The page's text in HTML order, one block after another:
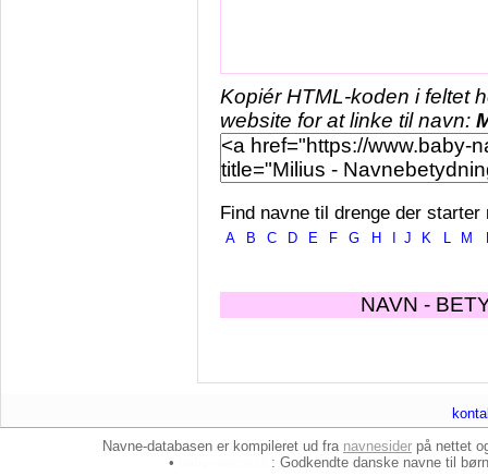
Kopiér HTML-koden i feltet
website for at linke til navn:
Find navne til drenge der starter
A B C D E F G H J K L M
NAVN -
Navne-databasen er kompileret ud fra navnesider på nettet
•
: Godkendte danske navne til børn